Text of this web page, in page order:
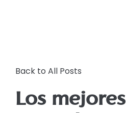
Back to All Posts
Los mejores